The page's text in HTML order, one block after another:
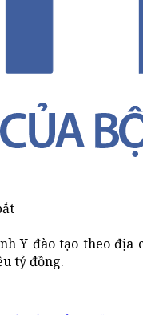
Y đào tạo theo địa
tỷ đồng.